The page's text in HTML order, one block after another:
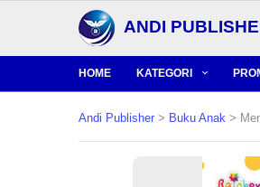
ANDI
HOME KATEGORI
Andi Publisher > Buku Anak >